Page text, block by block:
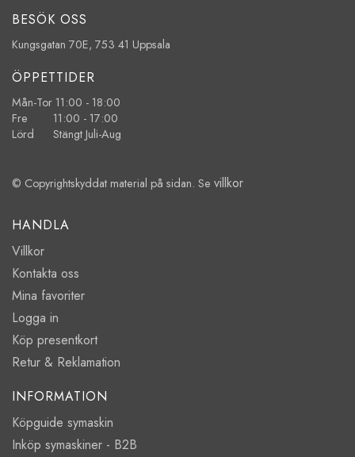
BESÖK OSS
Kungsgatan 70E, 753 41 Uppsala
ÖPPETTIDER
Mån-Tor 11:00 - 18:00
Fre 11:00 - 17:00
Lörd Stängt Juli-Aug
© Copyrightskyddat material på sidan. Se villkor
HANDLA
Villkor
Kontakta oss
Mina favoriter
Logga in
Köp presentkort
Retur & Reklamation
INFORMATION
Köpguide symaskin
Inköp symaskiner - B2B